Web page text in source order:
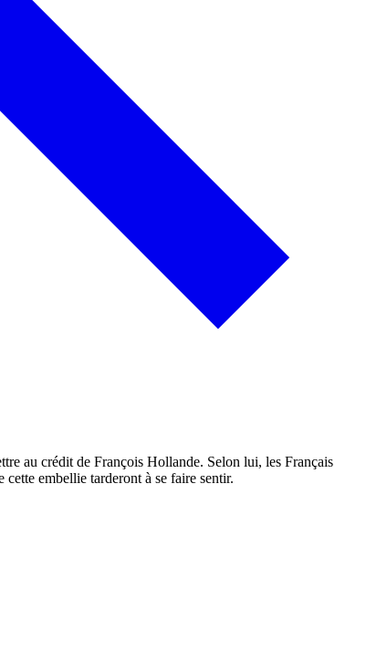
au crédit de François Hollande. Selon lui, les Français
embellie tarderont à se faire sentir.